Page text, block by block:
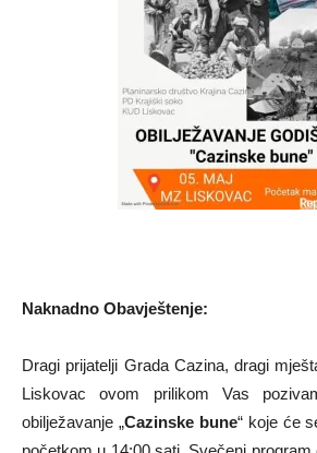
Naknadno Obavještenje:
Dragi prijatelji Grada Cazina, dragi
Liskovac ovom prilikom Vas
obilježavanje „Cazinske bune“ koje će